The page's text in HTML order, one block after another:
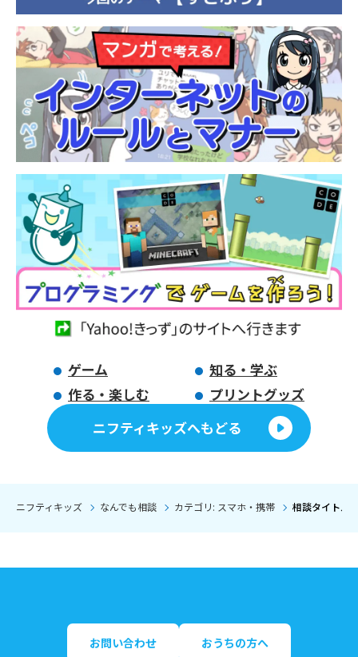
ゲーム
知る・学ぶ
作る・楽しむ
プリントグッズ
ニフティキッズへもどる
ニフティキッズ なんでも相談 カテゴリ: スマホ・携帯 相談タイトル:
お問い合わせ おうちの方へ